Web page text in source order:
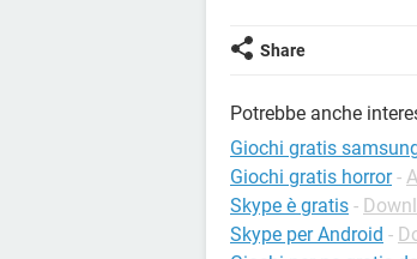
Share
Potrebbe anche
Giochi gratis
Giochi gratis horror -
Skype è gratis -
Skype per Android -